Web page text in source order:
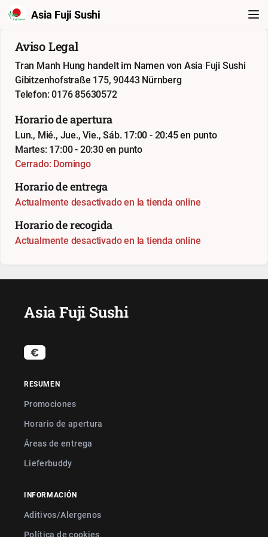
Asia Fuji Sushi
Aviso Legal
Tran Manh Hung handelt im Namen von Asia Fuji Sushi
Gibitzenhofstraße 175, 90443 Nürnberg
Telefon: 0176 85630572
Horario de apertura
Lun., Mié., Jue., Vie., Sáb. 17:00 - 20:45 en punto
Martes: 17:00 - 20:30 en punto
Cerrado: Domingo
Horario de entrega
Actualmente desactivado en la tienda online
Horario de recogida
Actualmente desactivado en la tienda online
Asia Fuji Sushi
RESUMEN
Promociones
Horario de apertura
Áreas de entrega
Lieferbuddy
INFORMACIÓN
Aditivos/Alergenos
Política de cookies